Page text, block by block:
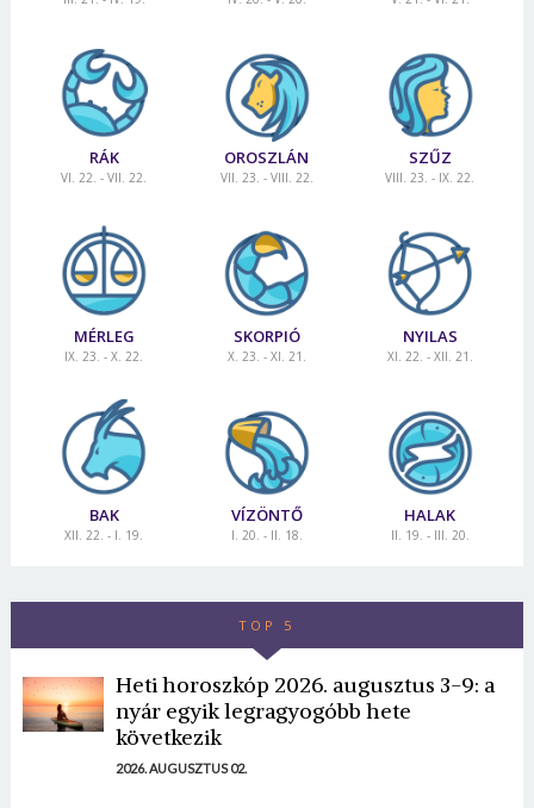
RÁK
VI. 22. - VII. 22.
OROSZLÁN
VII. 23. - VIII. 22.
SZŰZ
VIII. 23. - IX. 22.
MÉRLEG
IX. 23. - X. 22.
SKORPIÓ
X. 23. - XI. 21.
NYILAS
XI. 22. - XII. 21.
BAK
XII. 22. - I. 19.
VÍZÖNTŐ
I. 20. - II. 18.
HALAK
II. 19. - III. 20.
TOP 5
Heti horoszkóp 2026. augusztus 3-9: a
nyár egyik legragyogóbb hete
következik
2026. AUGUSZTUS 02.